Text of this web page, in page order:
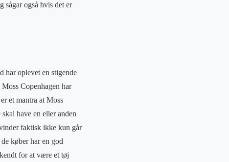
sågar også hvis det er
har oplevet en stigende
Copenhagen har
et mantra at Moss
have en eller anden
faktisk ikke kun går
køber har en god
for at være et tøj